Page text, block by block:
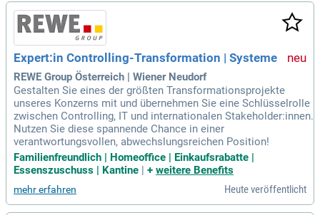
Expert:in Controlling-Transformation | Systeme
REWE Group Österreich | Wiener Neudorf
Gestalten Sie eines der größten Transformationsprojekte
unseres Konzerns mit und übernehmen Sie eine Schlüsselrolle
zwischen Controlling, IT und internationalen Stakeholder:innen.
Nutzen Sie diese spannende Chance in einer
verantwortungsvollen, abwechslungsreichen Position!
Familienfreundlich | Homeoffice | Einkaufsrabatte |
Essenszuschuss | Kantine | + weitere Benefits
mehr erfahren Heute veröffentlicht